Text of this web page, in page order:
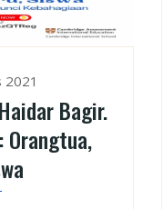
2021
Bagir.
Orangtua,